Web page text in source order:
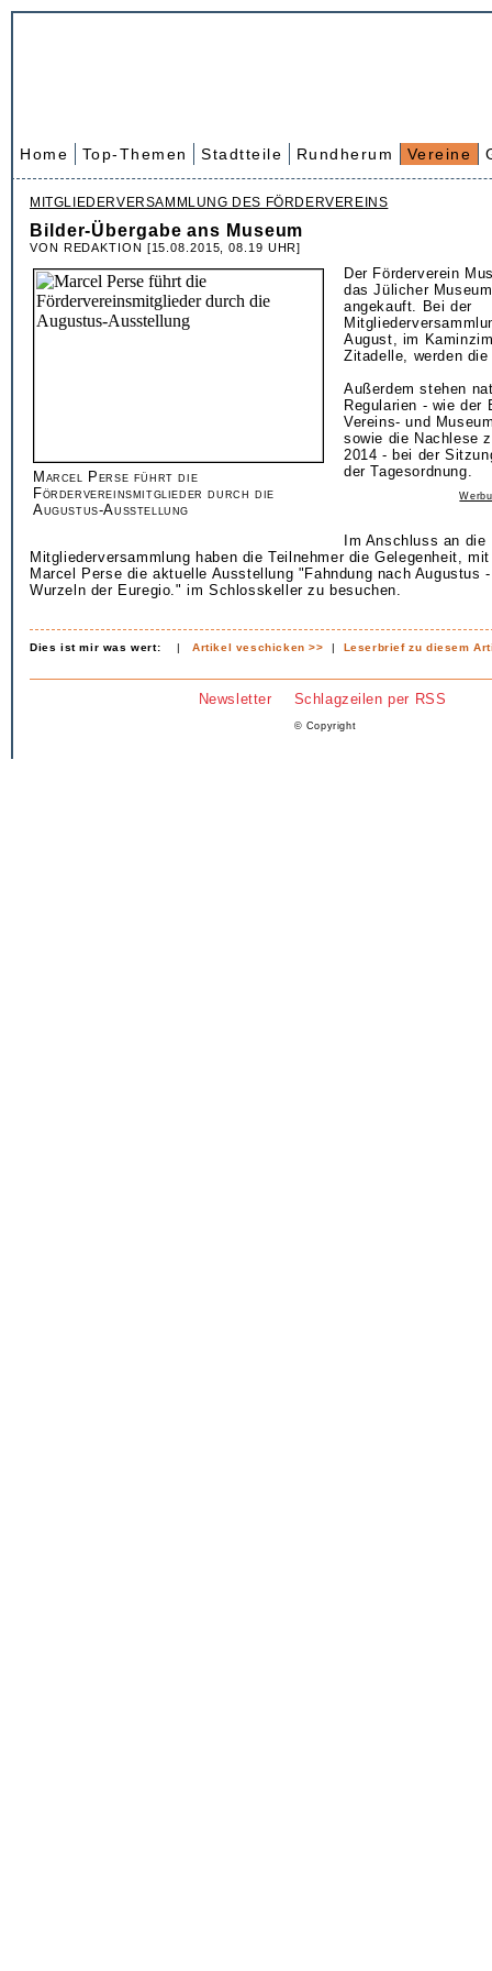
Home Top-Themen Stadtteile Rundherum Vereine
MITGLIEDERVERSAMMLUNG DES FÖRDERVEREINS
Bilder-Übergabe ans Museum
VON REDAKTION [15.08.2015, 08.19 UHR]
Marcel Perse führt die
Fördervereinsmitglieder durch die
Augustus-Ausstellung
Der Förderverein
das Jülicher
angekauft. Bei der
August, im
Zitadelle, werden
Außerdem stehen
Regularien - wie der
Vereins- und
sowie die Nachlese
2014 - bei der
der Tagesordnung.
Im Anschluss an die
Mitgliederversammlung haben die Teilnehmer die Gelegenheit,
Marcel Perse die aktuelle Ausstellung "Fahndung nach Augustus
Wurzeln der Euregio." im Schlosskeller zu besuchen.
Dies ist mir was wert: |Artikel veschicken >> | Leserbrief zu diesem
Newsletter Schlagzeilen per RSS
© Copyright